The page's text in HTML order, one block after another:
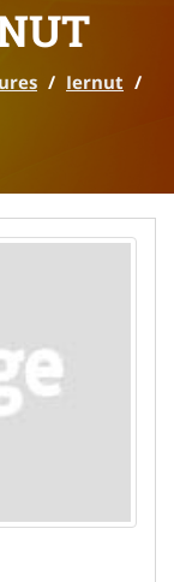
/ Iernut /